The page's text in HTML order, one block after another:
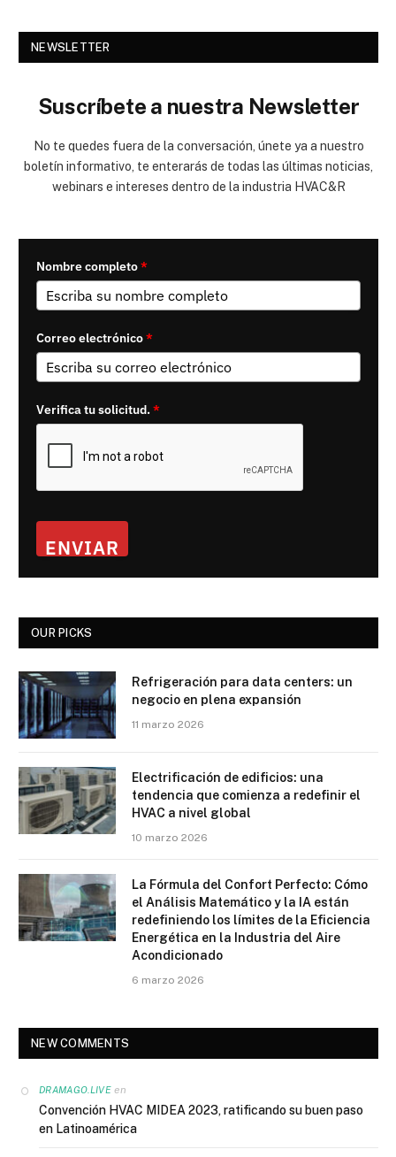
NEWSLETTER
Suscríbete a nuestra Newsletter
No te quedes fuera de la conversación, únete ya a nuestro
boletín informativo, te enterarás de todas las últimas noticias,
webinars e intereses dentro de la industria HVAC&R
Nombre completo*
Correo electrónico*
Verifica tu solicitud.*
ENVIAR
OUR PICKS
Refrigeración para data centers: un
negocio en plena expansión
11 marzo 2026
Electrificación de edificios: una
tendencia que comienza a redefinir el
HVAC a nivel global
10 marzo 2026
La Fórmula del Confort Perfecto: Cómo
el Análisis Matemático y la IA están
redefiniendo los límites de la Eficiencia
Energética en la Industria del Aire
Acondicionado
6 marzo 2026
NEW COMMENTS
DRAMAGO.LIVEen
Convención HVAC MIDEA 2023, ratificando su buen paso
en Latinoamérica